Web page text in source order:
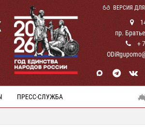
ВЕРСИЯ
пр.
+
ПРЕСС-СЛУЖБА